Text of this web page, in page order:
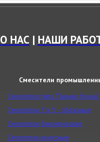
О НАС | НАШИ
Смесители
Смесители типа "Пьяная бочка"
Смесители Y и V - образные
Смесители биконические
Смесители конусные